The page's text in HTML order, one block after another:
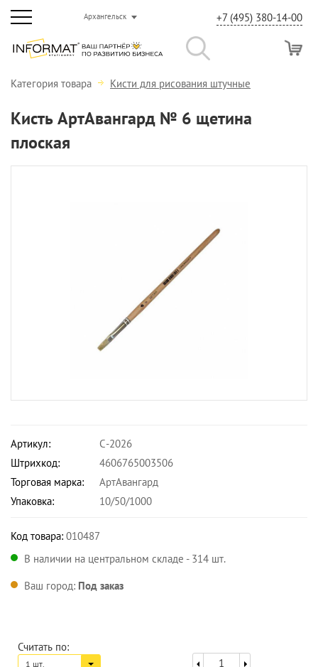
Архангельск +7 (495) 380-14-00
Категория товара Кисти для рисования штучные
Кисть АртАвангард № 6 щетина
плоская
Артикул:
С-2026
Штрихкод:
4606765003506
Торговая марка:
АртАвангард
Упаковка:
10/50/1000
Код товара: 010487
В наличии на центральном складе - 314 шт.
Ваш город: Под заказ
Считать по:
1 шт.